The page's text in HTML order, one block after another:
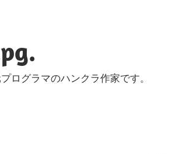
ログラマのハンクラ作家です。